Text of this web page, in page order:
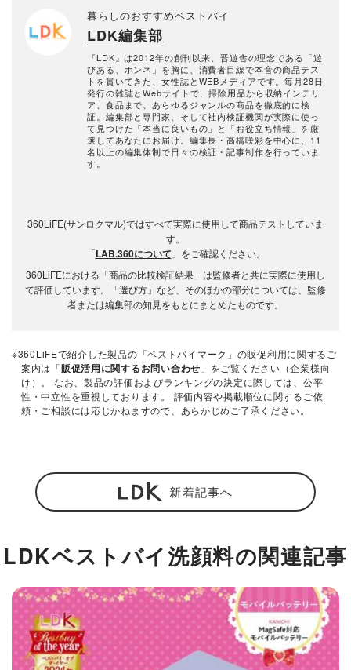
暮らしのおすすめベストバイ
LDK編集部
『LDK』は2012年の創刊以来、晋遊舎の理念である「遊
びある、ホンネ」を胸に、消費者目線で本音の商品テス
トを貫いてきた、女性誌とWEBメディアです。毎月28日
発行の雑誌とWebサイトで、掃除用品から収納インテリ
ア、食品まで、あらゆるジャンルの商品を徹底的に検
証。編集部と専門家、そして社内検証機関が実際に使っ
て見つけた「本当に良いもの」と「お役立ち情報」を厳
選してあなたにお届け。編集長・高橋咲彩を中心に、11
名以上の編集体制で日々の検証・記事制作を行っていま
す。
360LiFE(サンロクマル)ではすべて実際に使用して商品テストしていま
す。
「LAB.360について 」をご確認ください。
360LiFEにおける「商品の比較検証結果」は監修者と共に実際に使用し
て評価しています。「選び方」など、そのほかの部分については、監修
者または編集部の知見をもとにまとめたものです。
※360LiFEで紹介した製品の「ベストバイマーク」の販促利用に関するご
案内は「販促活用に関するお問い合わせ 」をご覧ください（企業様向
け）。 なお、製品の評価およびランキングの決定に際しては、公平
性・中立性を重視しております。 評価内容や掲載順位に関するご依
頼・ご相談には応じかねますので、あらかじめご了承ください。
新着記事へ
LDKベストバイ洗顔料の関連記事